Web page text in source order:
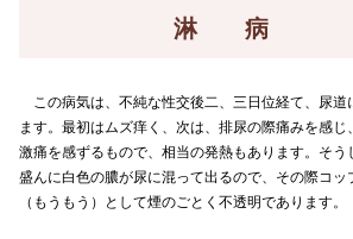
淋 病
この病気は、不純な性交後二、三日位経て、尿道
ます。最初はムズ痒く、次は、排尿の際痛みを感
激痛を感ずるもので、相当の発熱もあります。そう
盛んに白色の膿が尿に混って出るので、その際コッ
（もうもう）として煙のごとく不透明であります。